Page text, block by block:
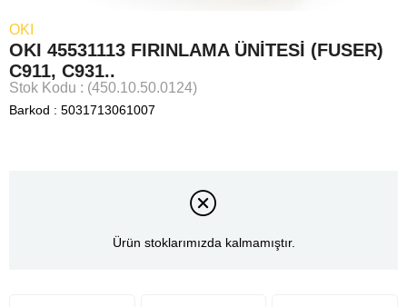
OKI
OKI 45531113 FIRINLAMA ÜNİTESİ (FUSER)
C911, C931..
Stok Kodu (450.10.50.0124)
Barkod : 5031713061007
Ürün stoklarımızda kalmamıştır.